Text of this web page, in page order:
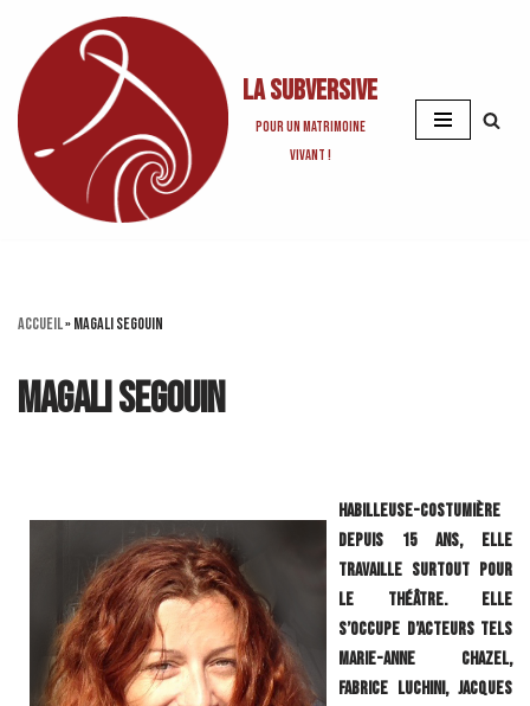
Aller
au
contenu
La Subversive
Pour un matrimoine
vivant !
Accueil»Magali SEGOUIN
Magali SEGOUIN
Habilleuse-costumière
depuis 15 ans, elle
travaille surtout pour
le théâtre. Elle
s’occupe d’acteurs tels
Marie-Anne Chazel,
Fabrice Luchini, Jacques